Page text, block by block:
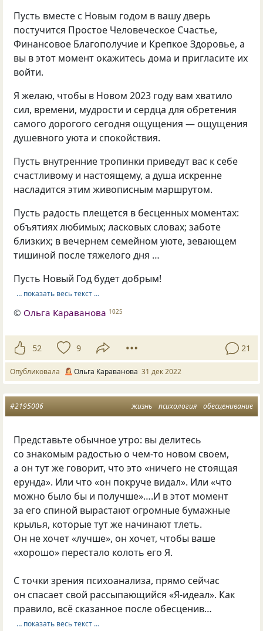
Пусть вместе с Новым годом в вашу дверь
постучится Простое Человеческое Счастье,
Финансовое Благополучие и Крепкое Здоровье, а
вы в этот момент окажитесь дома и пригласите их
войти.
Я желаю, чтобы в Новом 2023 году вам хватило
сил, времени, мудрости и сердца для обретения
самого дорогого сегодня ощущения — ощущения
душевного уюта и спокойствия.
Пусть внутренние тропинки приведут вас к себе
счастливому и настоящему, а душа искренне
насладится этим живописным маршрутом.
Пусть радость плещется в бесценных моментах:
объятиях любимых; ласковых словах; заботе
близких; в вечернем семейном уюте, зевающем
тишиной после тяжелого дня …
Пусть Новый Год будет добрым!
… показать весь текст …
© Ольга Караванова 1025
52 9 21
Опубликовала Ольга Караванова 31 дек 2022
жизнь психология обесценивание
#2195006
Представьте обычное утро: вы делитесь
со знакомым радостью о чем-то новом своем,
а он тут же говорит, что это «ничего не стоящая
ерунда». Или что «он покруче видал». Или «что
можно было бы и получше»….И в этот момент
за его спиной вырастают огромные бумажные
крылья, которые тут же начинают тлеть.
Он не хочет «лучше», он хочет, чтобы ваше
«хорошо» перестало колоть его Я.
С точки зрения психоанализа, прямо сейчас
он спасает свой рассыпающийся «Я-идеал». Как
правило, всё сказанное после обесценив…
… показать весь текст …